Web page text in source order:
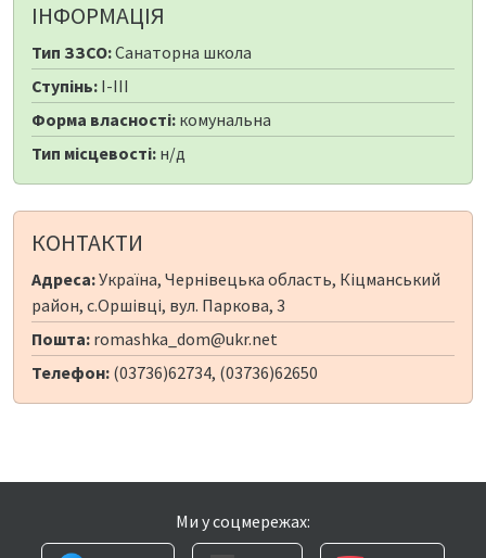
ІНФОРМАЦІЯ
Тип ЗЗСО:Санаторна школа
Ступінь: I-III
Форма власності: комунальна
Тип місцевості: н/д
КОНТАКТИ
Адреса:Україна, Чернівецька область, Кіцманський
район, с.Оршівці, вул. Паркова, 3
Пошта: romashka_dom@ukr.net
Телефон: (03736)62734, (03736)62650
Ми у соцмережах: